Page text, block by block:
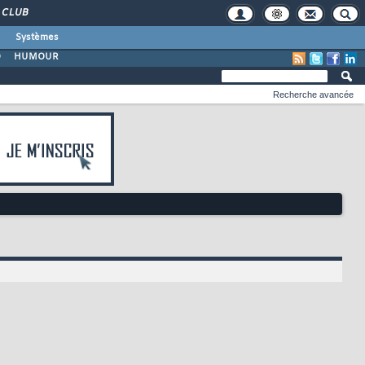
CLUB
Systèmes
HUMOUR
Recherche avancée